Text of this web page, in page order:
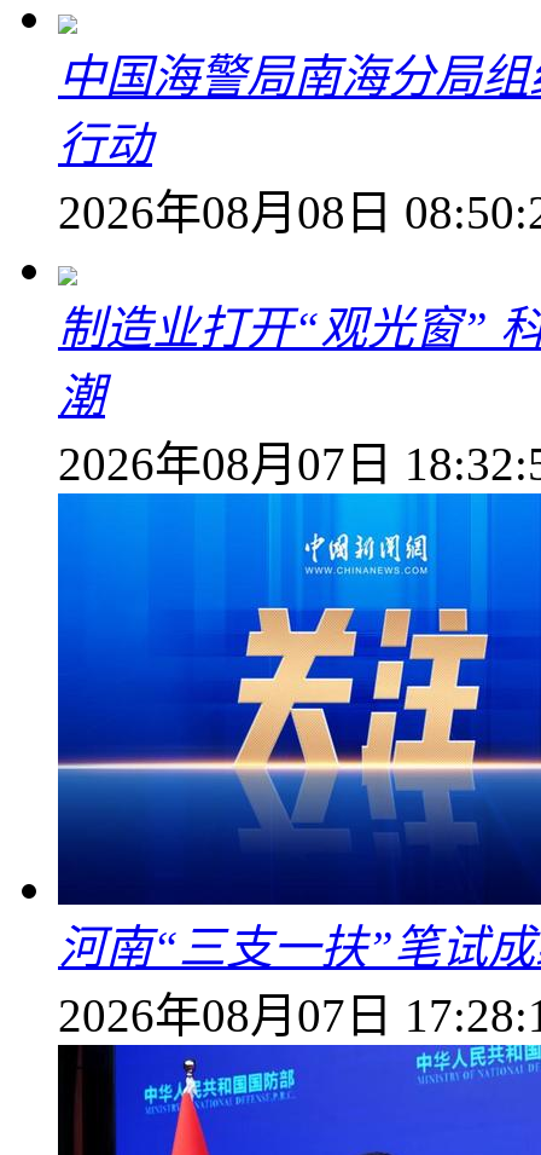
中国海警局南海分局
行动
2026年08月08日
制造业打开“观光窗”
潮
2026年08月07日
河南“三支一扶”笔试
2026年08月07日